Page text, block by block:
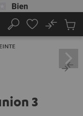
Rechercher
No
panier
3